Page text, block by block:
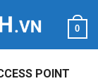
0
POINT